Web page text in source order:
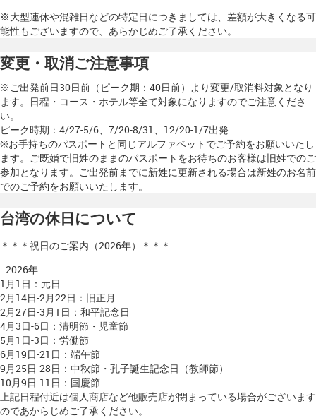
※大型連休や混雑日などの特定日につきましては、差額が大きくなる可
能性もございますので、あらかじめご了承ください。
変更・取消ご注意事項
※ご出発前日30日前（ピーク期：40日前）より変更/取消料対象となり
ます。日程・コース・ホテル等全て対象になりますのでご注意くださ
い。
ピーク時期：4/27-5/6、7/20-8/31、12/20-1/7出発
※お手持ちのパスポートと同じアルファベットでご予約をお願いいたし
ます。ご既婚で旧姓のままのパスポートをお待ちのお客様は旧姓でのご
参加となります。ご出発前までに新姓に更新される場合は新姓のお名前
でのご予約をお願いいたします。
台湾の休日について
＊＊＊祝日のご案内（2026年）＊＊＊
--2026年--
1月1日：元日
2月14日-2月22日：旧正月
2月27日-3月1日：和平記念日
4月3日-6日：清明節・児童節
5月1日-3日：労働節
6月19日-21日：端午節
9月25日-28日：中秋節・孔子誕生記念日（教師節）
10月9日-11日：国慶節
上記日程付近は個人商店など他販売店が閉まっている場合がございます
のであからじめご了承ください。